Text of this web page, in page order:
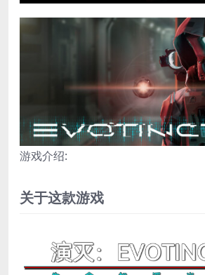
游戏介绍:
关于这款游戏